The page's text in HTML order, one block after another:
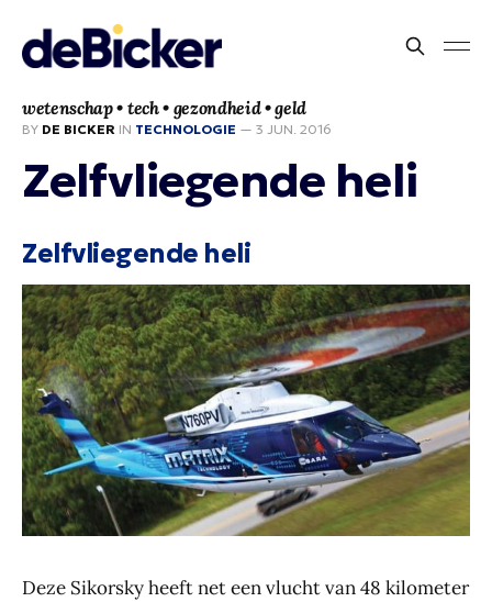
wetenschap • tech • gezondheid • geld
BY DE BICKER IN TECHNOLOGIE — 3 JUN. 2016
Zelfvliegende heli
Zelfvliegende heli
Deze Sikorsky heeft net een vlucht van 48 kilometer